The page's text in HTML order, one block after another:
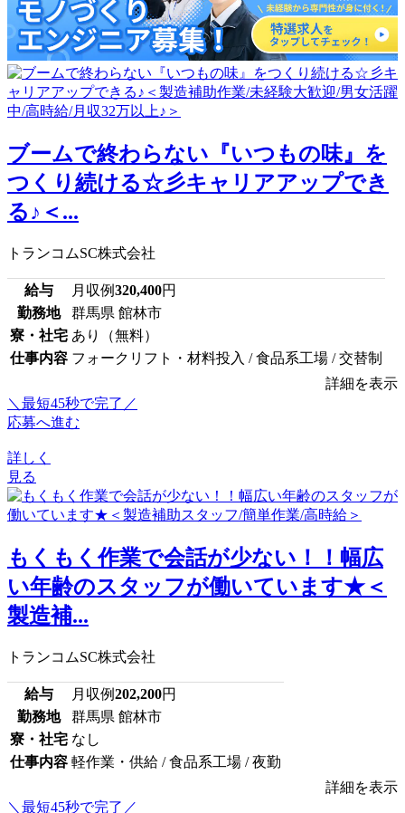
ブームで終わらない『いつもの味』を
つくり続ける☆彡キャリアアップでき
る♪＜...
トランコムSC株式会社
給与 月収例320,400円
勤務地
群馬県 館林市
寮・社宅 あり（無料）
仕事内容 フォークリフト・材料投入 / 食品系工場 / 交替制
詳細を表示
＼最短45秒で完了／
応募へ進む
詳しく
見る
もくもく作業で会話が少ない！！幅広
い年齢のスタッフが働いています★＜
製造補...
トランコムSC株式会社
給与 月収例202,200円
勤務地
群馬県 館林市
寮・社宅 なし
仕事内容 軽作業・供給 / 食品系工場 / 夜勤
詳細を表示
＼最短45秒で完了／